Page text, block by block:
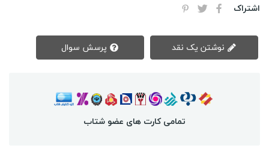
اشتراک
تمامی کارت های عضو شتاب